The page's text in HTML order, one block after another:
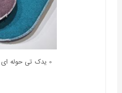
0 یدک تی حوله ای 40 سانت